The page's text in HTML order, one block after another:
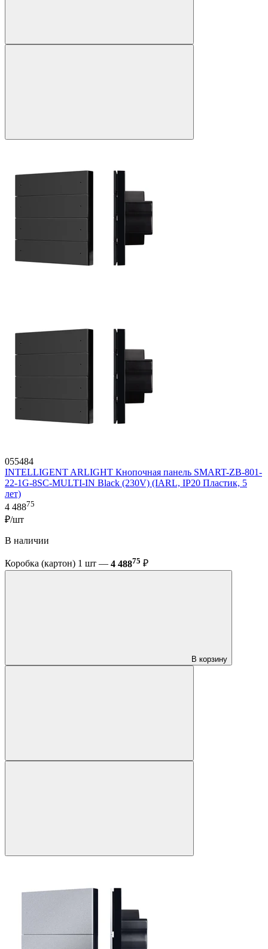
055484
INTELLIGENT ARLIGHT Кнопочная панель SMART-ZB-801-
22-1G-8SC-MULTI-IN Black (230V) (IARL, IP20 Пластик, 5
лет)
4 48875
₽/шт
В наличии
Коробка (картон) 1 шт — 4 48875 ₽
В корзину